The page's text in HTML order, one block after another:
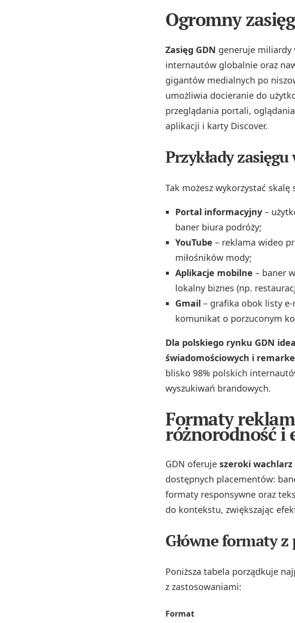
Ogromny
Zasięg GDN generuje miliardy
internautów globalnie oraz
gigantów medialnych po
umożliwia docieranie do
przeglądania portali,
aplikacji i karty Discover.
Przykłady
Tak możesz wykorzystać
Portal informacyjny –
baner biura podróży;
YouTube – reklama wideo
miłośników mody;
Aplikacje mobilne – baner
lokalny biznes (np.
Gmail – grafika obok listy
komunikat o porzuconym
Dla polskiego rynku GDN
świadomościowych i
blisko 98% polskich
wyszukiwań brandowych.
Formaty
różnorodność i
GDN oferuje szeroki
dostępnych placementów:
formaty responsywne oraz
do kontekstu, zwiększając
Główne formaty z
Poniższa tabela porządkuje
z zastosowaniami:
Format